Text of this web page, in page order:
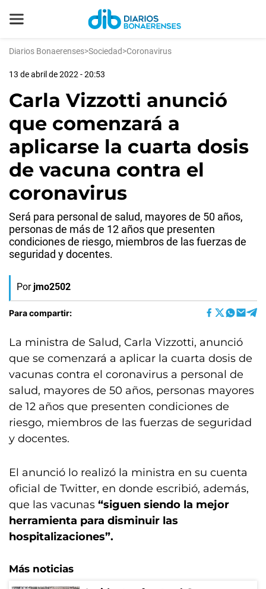
Diarios Bonaerenses>Sociedad>Coronavirus
13 de abril de 2022 - 20:53
Carla Vizzotti anunció
que comenzará a
aplicarse la cuarta dosis
de vacuna contra el
coronavirus
Será para personal de salud, mayores de 50 años,
personas de más de 12 años que presenten
condiciones de riesgo, miembros de las fuerzas de
seguridad y docentes.
Por jmo2502
Para compartir:
La ministra de Salud, Carla Vizzotti, anunció
que se comenzará a aplicar la cuarta dosis de
vacunas contra el coronavirus a personal de
salud, mayores de 50 años, personas mayores
de 12 años que presenten condiciones de
riesgo, miembros de las fuerzas de seguridad
y docentes.
El anunció lo realizó la ministra en su cuenta
oficial de Twitter, en donde escribió, además,
que las vacunas “siguen siendo la mejor
herramienta para disminuir las
hospitalizaciones”.
Más noticias